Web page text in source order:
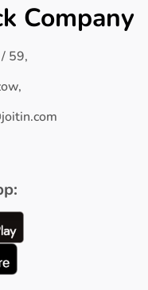
Company
59,